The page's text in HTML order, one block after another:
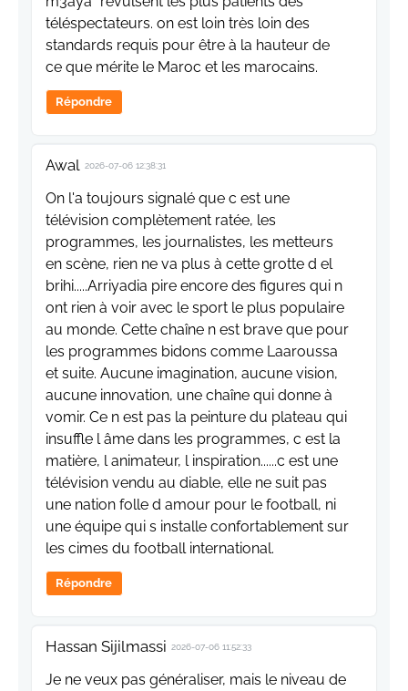
téléspectateurs. on est loin très loin des
standards requis pour être à la hauteur de
ce que mérite le Maroc et les marocains.
Répondre
Awal 2026-07-06 12:38:31
On l'a toujours signalé que c est une
télévision complètement ratée, les
programmes, les journalistes, les metteurs
en scène, rien ne va plus à cette grotte d el
brihi.....Arriyadia pire encore des figures qui n
ont rien à voir avec le sport le plus populaire
au monde. Cette chaîne n est brave que pour
les programmes bidons comme Laaroussa
et suite. Aucune imagination, aucune vision,
aucune innovation, une chaîne qui donne à
vomir. Ce n est pas la peinture du plateau qui
insuffle l âme dans les programmes, c est la
matière, l animateur, l inspiration......c est une
télévision vendu au diable, elle ne suit pas
une nation folle d amour pour le football, ni
une équipe qui s installe confortablement sur
les cimes du football international.
Répondre
Hassan Sijilmassi 2026-07-06 11:52:33
Je ne veux pas généraliser, mais le niveau de